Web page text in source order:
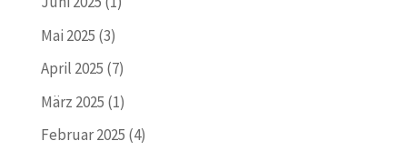
Mai 2025 (3)
April 2025 (7)
März 2025 (1)
Februar 2025 (4)